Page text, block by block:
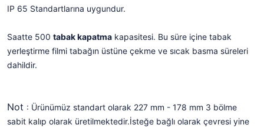
IP 65 Standartlarına uygundur.
Saatte 500 tabak kapatma kapasitesi. Bu süre içine tabak
yerleştirme filmi tabağın üstüne çekme ve sıcak basma süreleri
dahildir.
Not : Ürünümüz standart olarak 227 mm - 178 mm 3 bölme
sabit kalıp olarak üretilmektedir.İsteğe bağlı olarak çevresi yine